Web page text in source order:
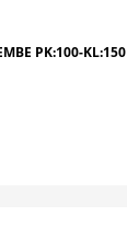
PK:100-KL:150